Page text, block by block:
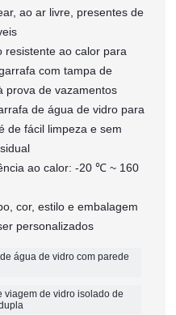
ao ar livre, presentes de
resistente ao calor para
com tampa de
prova de vazamentos
de água de vidro para
de fácil limpeza e sem
ao calor: -20 ℃ ~ 160
cor, estilo e embalagem
personalizados
água de vidro com parede
viagem de vidro isolado de